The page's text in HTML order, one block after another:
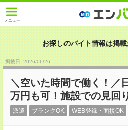
メニュー
お探しのバイト情報は掲載
掲載日 :2026/06/26
＼空いた時間で働く！／
万円も可！施設での見回
派遣 ブランクOK WEB登録・面接OK